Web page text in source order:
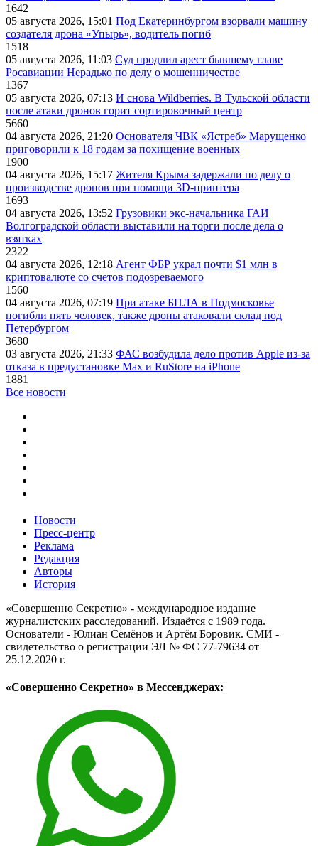
1642
05 августа 2026, 15:01 Под Екатеринбургом взорвали машину
создателя дрона «Упырь», водитель погиб
1518
05 августа 2026, 11:03 Суд продлил арест бывшему главе
Росавиации Нерадько по делу о мошенничестве
1367
05 августа 2026, 07:13 И снова Wildberries. В Тульской области
после атаки дронов горит сортировочный центр
5660
04 августа 2026, 21:20 Основателя ЧВК «Ястреб» Марущенко
приговорили к 18 годам за похищение военных
1900
04 августа 2026, 15:17 Жителя Крыма задержали по делу о
производстве дронов при помощи 3D‑принтера
1693
04 августа 2026, 13:52 Грузовики экс-начальника ГАИ
Волгоградской области выставили на торги после дела о
взятках
2322
04 августа 2026, 12:18 Агент ФБР украл почти $1 млн в
криптовалюте со счетов подозреваемого
1560
04 августа 2026, 07:19 При атаке БПЛА в Подмосковье
погибли пять человек, также дроны атаковали склад под
Петербургом
3680
03 августа 2026, 21:33 ФАС возбудила дело против Apple из-за
отказа в предустановке Max и RuStore на iPhone
1881
Все новости
Новости
Пресс-центр
Реклама
Редакция
Авторы
История
«Совершенно Секретно» - международное издание
журналистских расследований. Издаётся с 1989 года.
Основатели - Юлиан Семёнов и Артём Боровик. CМИ -
свидетельство о регистрации ЭЛ № ФС 77-79634 от
25.12.2020 г.
«Совершенно Секретно» в Мессенджерах: